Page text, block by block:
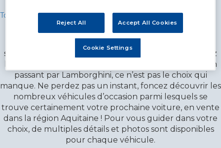
Toutes les annonces> Aquitaine
s’essouffler, elle ne durera plus très longtemps ? Ayez
le réflexe Garage Premier ! Des Peugeot aux BMW en
passant par Lamborghini, ce n’est pas le choix qui
manque. Ne perdez pas un instant, foncez découvrir les
nombreux véhicules d’occasion parmi lesquels se
trouve certainement votre prochaine voiture, en vente
dans la région Aquitaine ! Pour vous guider dans votre
choix, de multiples détails et photos sont disponibles
pour chaque véhicule.
Reject All Accept All Cookies
Cookie Settings